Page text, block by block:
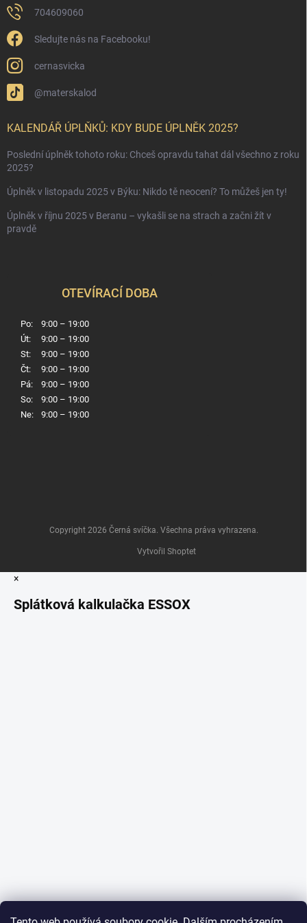
704609060
Sledujte nás na Facebooku!
cernasvicka
@materskalod
KALENDÁŘ ÚPLŇKŮ: KDY BUDE ÚPLNĚK 2025?
Poslední úplněk tohoto roku: Chceš opravdu tahat dál všechno z roku
2025?
Úplněk v listopadu 2025 v Býku: Nikdo tě neocení? To můžeš jen ty!
Úplněk v říjnu 2025 v Beranu – vykašli se na strach a začni žít v
pravdě
OTEVÍRACÍ DOBA
Po:
9:00 – 19:00
Út:
9:00 – 19:00
St:
9:00 – 19:00
Čt:
9:00 – 19:00
Pá:
9:00 – 19:00
So:
9:00 – 19:00
Ne:
9:00 – 19:00
Vytvořil Shoptet
Copyright 2026 Černá svíčka. Všechna práva vyhrazena.
×
Splátková kalkulačka ESSOX